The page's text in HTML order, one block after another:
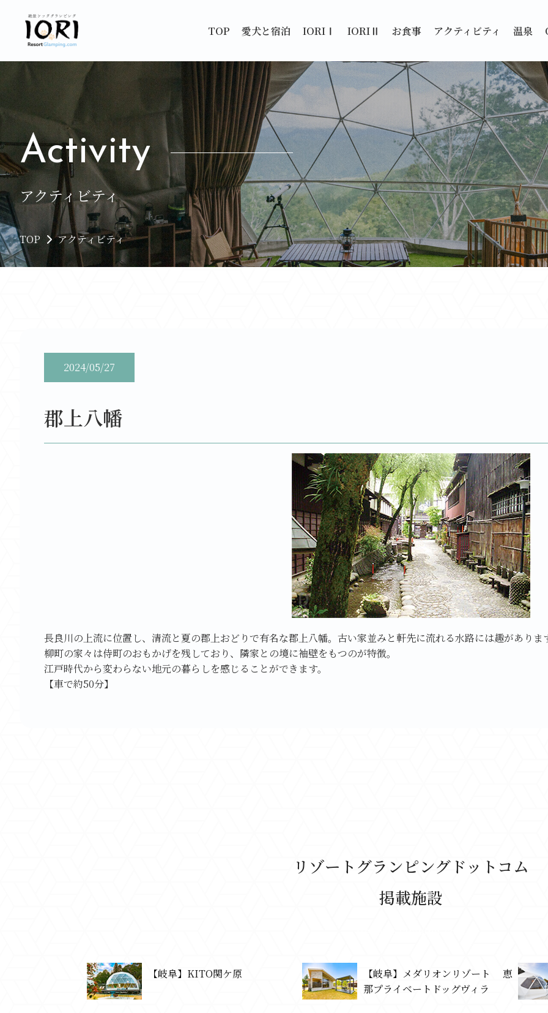
TOP 愛犬と宿泊 IORIⅠ IORIⅡ お食事 アクティビティ 温泉
Activity
アクティビティ
TOP アクティビティ
2024/05/27
郡上八幡
長良川の上流に位置し、清流と夏の郡上おどりで有名な郡上八幡。古い家並みと軒先に流れる水路には趣がありま
柳町の家々は侍町のおもかげを残しており、隣家との境に袖壁をもつのが特徴。
江戸時代から変わらない地元の暮らしを感じることができます。
【車で約50分】
リゾートグランピングドットコム
掲載施設
【岐阜】KITO関ケ原
【岐阜】メダリオンリゾート 恵
那プライベートドッグヴィラ